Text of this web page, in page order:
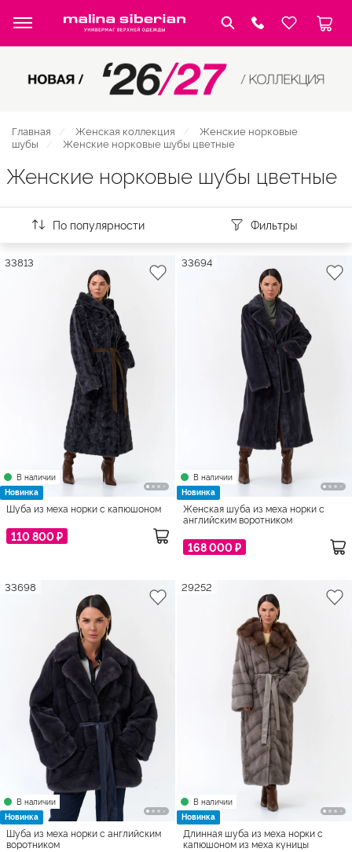
Главная Женская коллекция
Женские норковые
шубы
Женские норковые шубы цветные
Женские норковые шубы цветные
По популярности Фильтры
В наличии
Новинка
33813
Шуба из меха норки с капюшоном
110 800 ₽
В наличии
Новинка
33694
Женская шуба из меха норки с
английским воротником
168 000 ₽
В наличии
Новинка
33698
Шуба из меха норки с английским
воротником
В наличии
Новинка
29252
Длинная шуба из меха норки с
капюшоном из меха куницы